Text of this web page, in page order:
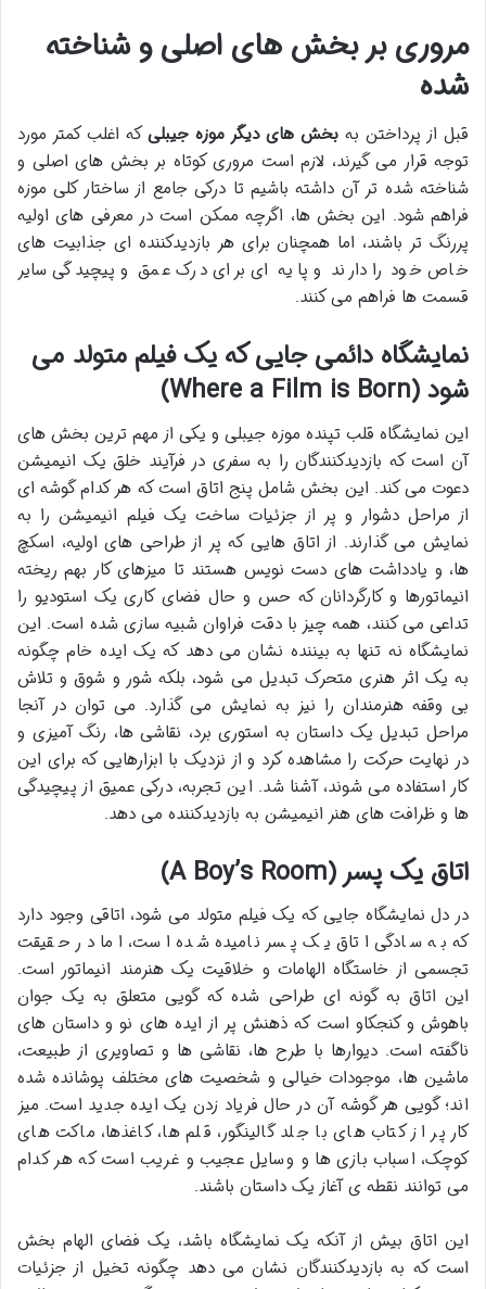
مروری بر بخش های اصلی و شناخته
شده
قبل از پرداختن به بخش های دیگر موزه جیبلی که اغلب کمتر مورد
توجه قرار می گیرند، لازم است مروری کوتاه بر بخش های اصلی و
شناخته شده تر آن داشته باشیم تا درکی جامع از ساختار کلی موزه
فراهم شود. این بخش ها، اگرچه ممکن است در معرفی های اولیه
پررنگ تر باشند، اما همچنان برای هر بازدیدکننده ای جذابیت های
خاص خود را دارند و پایه ای برای درک عمق و پیچیدگی سایر
قسمت ها فراهم می کنند.
نمایشگاه دائمی جایی که یک فیلم متولد می
شود (Where a Film is Born)
این نمایشگاه قلب تپنده موزه جیبلی و یکی از مهم ترین بخش های
آن است که بازدیدکنندگان را به سفری در فرآیند خلق یک انیمیشن
دعوت می کند. این بخش شامل پنج اتاق است که هر کدام گوشه ای
از مراحل دشوار و پر از جزئیات ساخت یک فیلم انیمیشن را به
نمایش می گذارند. از اتاق هایی که پر از طراحی های اولیه، اسکچ
ها، و یادداشت های دست نویس هستند تا میزهای کار بهم ریخته
انیماتورها و کارگردانان که حس و حال فضای کاری یک استودیو را
تداعی می کنند، همه چیز با دقت فراوان شبیه سازی شده است. این
نمایشگاه نه تنها به بیننده نشان می دهد که یک ایده خام چگونه
به یک اثر هنری متحرک تبدیل می شود، بلکه شور و شوق و تلاش
بی وقفه هنرمندان را نیز به نمایش می گذارد. می توان در آنجا
مراحل تبدیل یک داستان به استوری برد، نقاشی ها، رنگ آمیزی و
در نهایت حرکت را مشاهده کرد و از نزدیک با ابزارهایی که برای این
کار استفاده می شوند، آشنا شد. این تجربه، درکی عمیق از پیچیدگی
ها و ظرافت های هنر انیمیشن به بازدیدکننده می دهد.
اتاق یک پسر (A Boy’s Room)
در دل نمایشگاه جایی که یک فیلم متولد می شود، اتاقی وجود دارد
که به سادگی اتاق یک پسر نامیده شده است، اما در حقیقت
تجسمی از خاستگاه الهامات و خلاقیت یک هنرمند انیماتور است.
این اتاق به گونه ای طراحی شده که گویی متعلق به یک جوان
باهوش و کنجکاو است که ذهنش پر از ایده های نو و داستان های
ناگفته است. دیوارها با طرح ها، نقاشی ها و تصاویری از طبیعت،
ماشین ها، موجودات خیالی و شخصیت های مختلف پوشانده شده
اند؛ گویی هر گوشه آن در حال فریاد زدن یک ایده جدید است. میز
کار پر از کتاب های با جلد گالینگور، قلم ها، کاغذها، ماکت های
کوچک، اسباب بازی ها و وسایل عجیب و غریب است که هر کدام
می توانند نقطه ی آغاز یک داستان باشند.
این اتاق بیش از آنکه یک نمایشگاه باشد، یک فضای الهام بخش
است که به بازدیدکنندگان نشان می دهد چگونه تخیل از جزئیات